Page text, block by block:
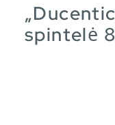
spintelė